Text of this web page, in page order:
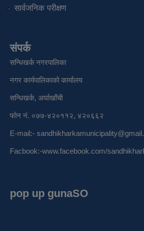
सार्वजनिक परीक्षण
संपर्क
सन्धिखर्क नगरपालिका
नगर कार्यपालिकाको कार्यालय
सन्धिखर्क, अर्घाखाँची
फोन नं. ०७७-४२०११२, ४२०६६२
E-mail:-
Facbook:-www.facebook.com/
pop up gunaSO